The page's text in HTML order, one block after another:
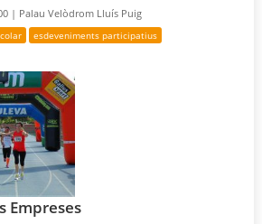
| Palau Velòdrom Lluís Puig
esdeveniments participatius
Empreses